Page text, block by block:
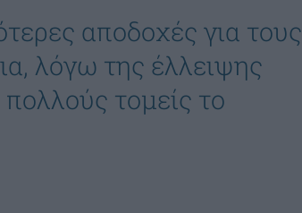
αποδοχές για τους
λόγω της έλλειψης
τομείς το